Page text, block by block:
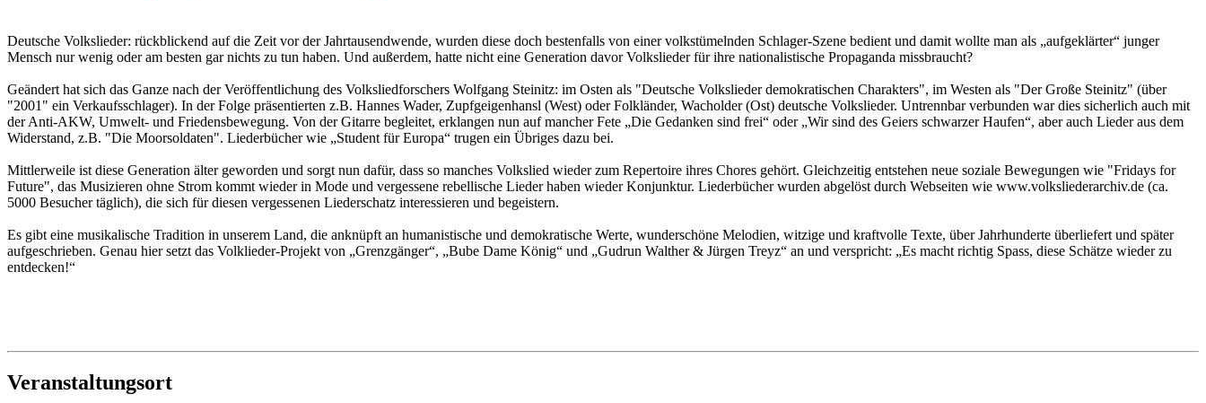
Deutsche Volkslieder: rückblickend auf die Zeit vor der Jahrtausendwende, wurden diese doch bestenfalls von einer volkstümelnden Schlager-Szene bedient und damit wollte man als „aufgeklärter“ junger
Mensch nur wenig oder am besten gar nichts zu tun haben. Und außerdem, hatte nicht eine Generation davor Volkslieder für ihre nationalistische Propaganda missbraucht?
Geändert hat sich das Ganze nach der Veröffentlichung des Volksliedforschers Wolfgang Steinitz: im Osten als "Deutsche Volkslieder demokratischen Charakters", im Westen als "Der Große Steinitz" (über
"2001" ein Verkaufsschlager). In der Folge präsentierten z.B. Hannes Wader, Zupfgeigenhansl (West) oder Folkländer, Wacholder (Ost) deutsche Volkslieder. Untrennbar verbunden war dies sicherlich auch mit
der Anti-AKW, Umwelt- und Friedensbewegung. Von der Gitarre begleitet, erklangen nun auf mancher Fete „Die Gedanken sind frei“ oder „Wir sind des Geiers schwarzer Haufen“, aber auch Lieder aus dem
Widerstand, z.B. "Die Moorsoldaten". Liederbücher wie „Student für Europa“ trugen ein Übriges dazu bei.
Mittlerweile ist diese Generation älter geworden und sorgt nun dafür, dass so manches Volkslied wieder zum Repertoire ihres Chores gehört. Gleichzeitig entstehen neue soziale Bewegungen wie "Fridays for
Future", das Musizieren ohne Strom kommt wieder in Mode und vergessene rebellische Lieder haben wieder Konjunktur. Liederbücher wurden abgelöst durch Webseiten wie www.volksliederarchiv.de (ca.
5000 Besucher täglich), die sich für diesen vergessenen Liederschatz interessieren und begeistern.
Es gibt eine musikalische Tradition in unserem Land, die anknüpft an humanistische und demokratische Werte, wunderschöne Melodien, witzige und kraftvolle Texte, über Jahrhunderte überliefert und später
aufgeschrieben. Genau hier setzt das Volklieder-Projekt von „Grenzgänger“, „Bube Dame König“ und „Gudrun Walther & Jürgen Treyz“ an und verspricht: „Es macht richtig Spass, diese Schätze wieder zu
entdecken!“
Veranstaltungsort